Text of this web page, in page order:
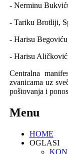
- Nerminu
- Tariku Brotliji,
- Harisu
- Harisu
Centralna
zvanicama uz
poštovanja i
Menu
HOME
OGLASI